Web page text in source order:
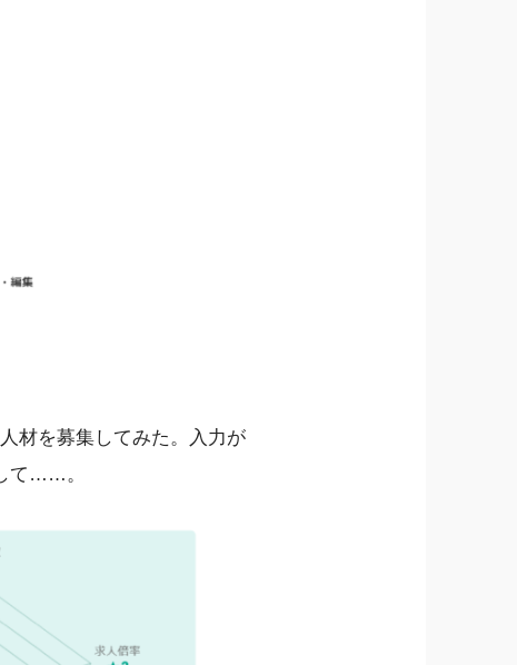
材を募集してみた。入力が
て……。